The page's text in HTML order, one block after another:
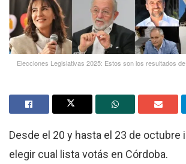
Elecciones Legislativas 2025: Estos son los resultados
Desde el 20 y hasta el 23 de octubre
elegir cual lista votás en Córdoba.